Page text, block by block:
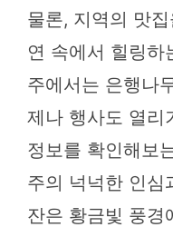
물론, 지역의 맛
연 속에서 힐링하
주에서는 은행나
제나 행사도 열리
정보를 확인해보
주의 넉넉한 인심
잔은 황금빛 풍경